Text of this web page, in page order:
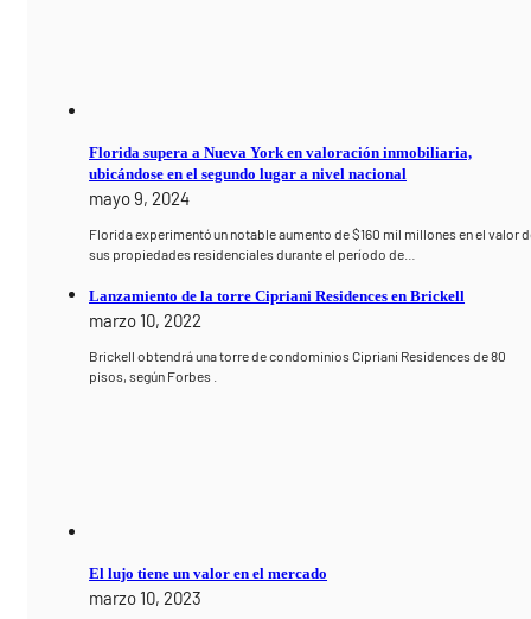
Florida supera a Nueva York en valoración inmobiliaria,
ubicándose en el segundo lugar a nivel nacional
mayo 9, 2024
Florida experimentó un notable aumento de $160 mil millones en el valor
sus propiedades residenciales durante el período de…
Lanzamiento de la torre Cipriani Residences en Brickell
marzo 10, 2022
Brickell obtendrá una torre de condominios Cipriani Residences de 80
pisos, según Forbes .
El lujo tiene un valor en el mercado
marzo 10, 2023